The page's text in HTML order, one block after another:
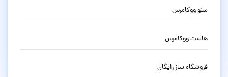
سئو ووکامرس
هاست ووکامرس
فروشگاه ساز رایگان